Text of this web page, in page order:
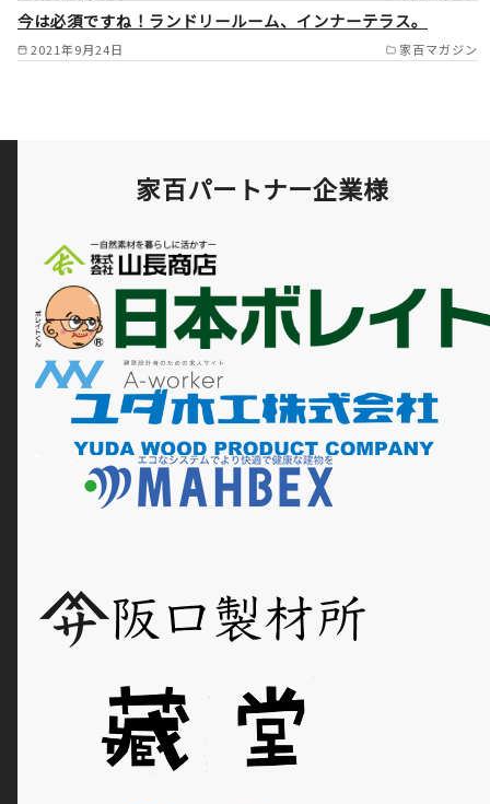
2021年9月24日 家百マガジン
今は必須ですね！ランドリールーム、インナーテラス。
家百パートナー企業様